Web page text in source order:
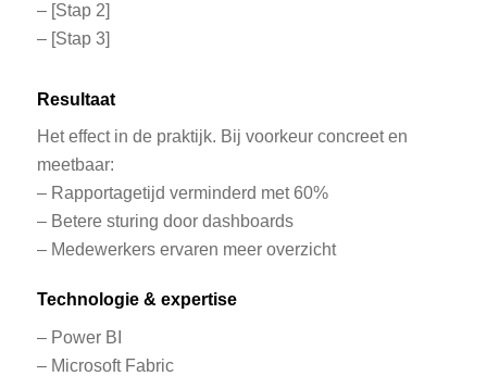
– [Stap 2]
– [Stap 3]
Resultaat
Het effect in de praktijk. Bij voorkeur concreet en
meetbaar:
– Rapportagetijd verminderd met 60%
– Betere sturing door dashboards
– Medewerkers ervaren meer overzicht
Technologie & expertise
– Power BI
– Microsoft Fabric